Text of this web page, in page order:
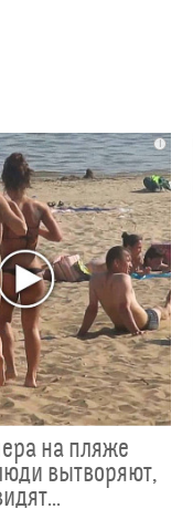
i
на пляже
вытворяют,